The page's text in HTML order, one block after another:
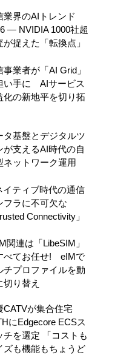
業界のAIトレンド
― NVIDIA 1000社超
が捉えた「転換点」
事業者が「AI Grid」
い手に AIサービス
化の新地平を切り拓
タ基盤とデジタルツ
が支えるAI時代の自
ネットワーク運用
イティブ時代の通信
フラに不可欠な
Connectivity」
関連は「LibeSIM」
べてお任せ! eIMで
チプロファイルを動
切り替え
CATVが集合住宅
にEdgecore ECSス
チを選定 「コストも
ズも機能もちょうど